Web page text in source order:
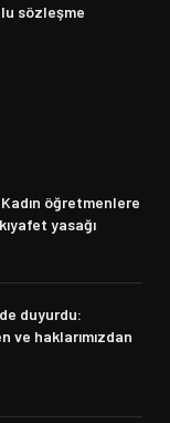
sözleşme
öğretmenlere
yasağı
duyurdu:
ve haklarımızdan